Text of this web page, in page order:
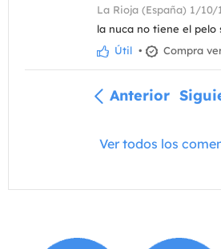
La Rioja (España) 1/10/
la nuca no tiene el pelo
Útil • Compra
Anterior
Ver todos los